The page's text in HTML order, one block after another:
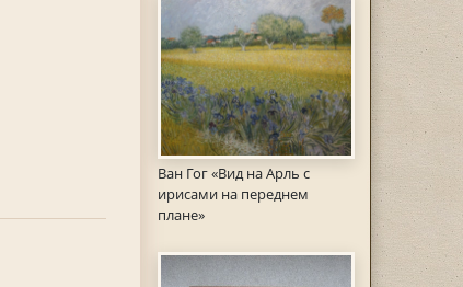
Ван Гог «Вид на Арль с
ирисами на переднем
плане»